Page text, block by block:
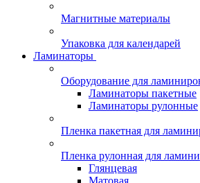
Магнитные материалы
Упаковка для календарей
Ламинаторы
Оборудование для
Ламинаторы пакетные
Ламинаторы рулонные
Пленка пакетная для
Пленка рулонная для
Глянцевая
Матовая